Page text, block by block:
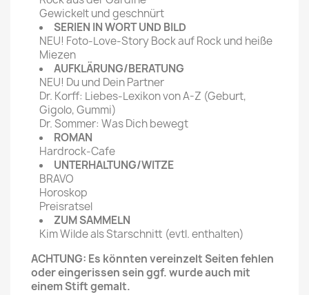
Gewickelt und geschnürt
SERIEN IN WORT UND BILD
NEU! Foto-Love-Story Bock auf Rock und heiße
Miezen
AUFKLÄRUNG/BERATUNG
NEU! Du und Dein Partner
Dr. Korff: Liebes-Lexikon von A-Z (Geburt,
Gigolo, Gummi)
Dr. Sommer: Was Dich bewegt
ROMAN
Hardrock-Cafe
UNTERHALTUNG/WITZE
BRAVO
Horoskop
Preisratsel
ZUM SAMMELN
Kim Wilde als Starschnitt (evtl. enthalten)
ACHTUNG: Es könnten vereinzelt Seiten fehlen
oder eingerissen sein ggf. wurde auch mit
einem Stift gemalt.